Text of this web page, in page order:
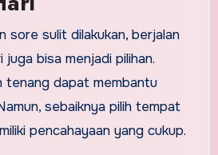
sore sulit dilakukan, berjalan
juga bisa menjadi pilihan.
tenang dapat membantu
sebaiknya pilih tempat
pencahayaan yang cukup.